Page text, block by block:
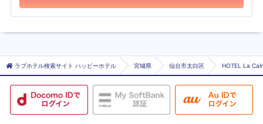
ラブホテル検索サイト ハッピーホテル 宮城県 仙台市太白区 HOTEL La